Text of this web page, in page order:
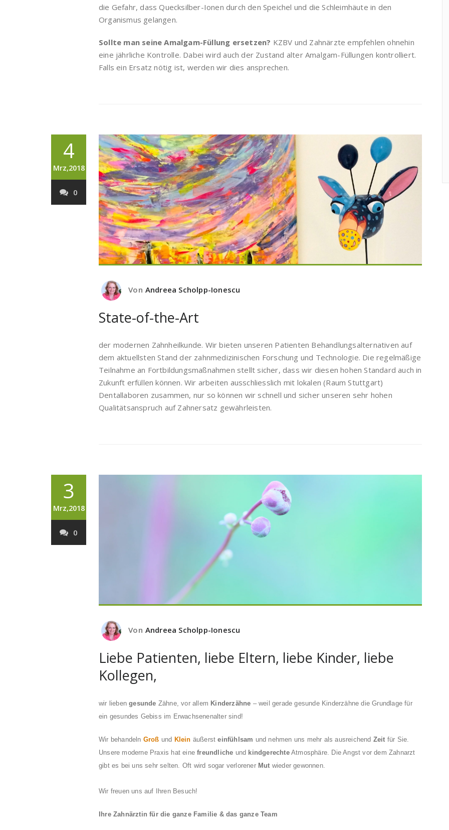
die Gefahr, dass Quecksilber-Ionen durch den Speichel und die Schleimhäute in den
Organismus gelangen.
Sollte man seine Amalgam-Füllung ersetzen? KZBV und Zahnärzte empfehlen ohnehin
eine jährliche Kontrolle. Dabei wird auch der Zustand alter Amalgam-Füllungen kontrolliert.
Falls ein Ersatz nötig ist, werden wir dies ansprechen.
4
Mrz,2018
0
Von Andreea Scholpp-Ionescu
State-of-the-Art
der modernen Zahnheilkunde. Wir bieten unseren Patienten Behandlungsalternativen auf
dem aktuellsten Stand der zahnmedizinischen Forschung und Technologie. Die regelmäßige
Teilnahme an Fortbildungsmaßnahmen stellt sicher, dass wir diesen hohen Standard auch in
Zukunft erfüllen können. Wir arbeiten ausschliesslich mit lokalen (Raum Stuttgart)
Dentallaboren zusammen, nur so können wir schnell und sicher unseren sehr hohen
Qualitätsanspruch auf Zahnersatz gewährleisten.
3
Mrz,2018
0
Von Andreea Scholpp-Ionescu
Liebe Patienten, liebe Eltern, liebe Kinder, liebe
Kollegen,
wir liebengesunde Zähne, vor allem Kinderzähne – weil gerade gesunde Kinderzähne die Grundlage für
ein gesundes Gebiss im Erwachsenenalter sind!
Wir behandeln Groß und Klein äußersteinfühlsam und nehmen uns mehr als ausreichend Zeit für Sie.
Unsere moderne Praxis hat einefreundliche und kindgerechteAtmosphäre. Die Angst vor dem Zahnarzt
gibt es bei uns sehr selten. Oft wird sogar verlorener Mut wieder gewonnen.
Wir freuen uns auf Ihren Besuch!
Ihre Zahnärztin für die ganze Familie & das ganze Team